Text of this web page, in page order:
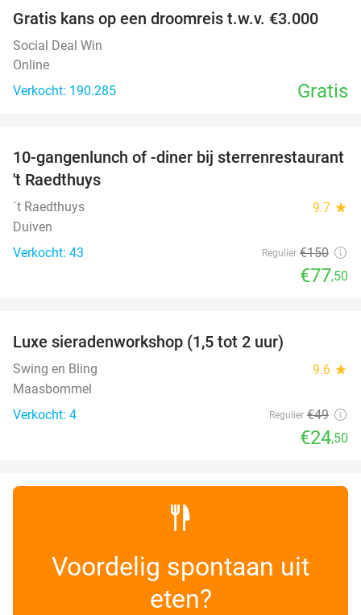
Gratis kans op een droomreis t.w.v. €3.000
Social Deal Win
Online
Verkocht: 190.285
Gratis
48%
NEW
TODAY
10-gangenlunch of -diner bij sterrenrestaurant
't Raedthuys
´t Raedthuys 9.7 star
Duiven
Verkocht: 43
Regulier €150
€77,50
TODAY
Luxe sieradenworkshop (1,5 tot 2 uur)
Swing en Bling 9.6 star
Maasbommel
Verkocht: 4
Regulier €49
€24,50
Voordelig spontaan uit
eten?